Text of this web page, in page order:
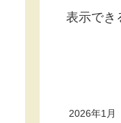
表示でき
2026年1月